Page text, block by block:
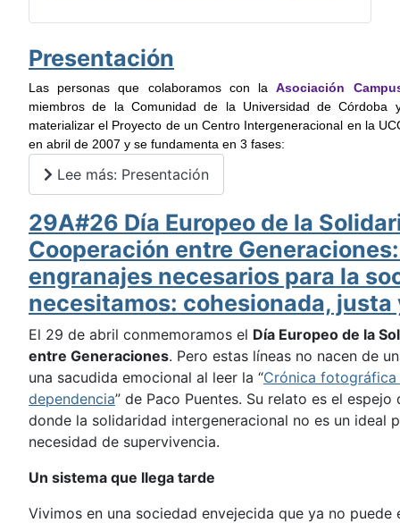
Presentación
Las personas que colaboramos con laAsociación
miembros de la Comunidad de la Universidad de Córdoba
materializar el Proyecto de un Centro Intergeneracional en la
en abril de 2007 y se fundamenta en 3 fases:
Lee más: Presentación
29A#26 Día Europeo de la
Cooperación entre
engranajes necesarios para la
necesitamos: cohesionada,
El 29 de abril conmemoramos el Día Europeo de la
entre Generaciones. Pero estas líneas no nacen de
una sacudida emocional al leer la “Crónica
dependencia” de Paco Puentes. Su relato es el
donde la solidaridad intergeneracional no es un ideal
necesidad de supervivencia.
Un sistema que llega tarde
Vivimos en una sociedad envejecida que ya no puede